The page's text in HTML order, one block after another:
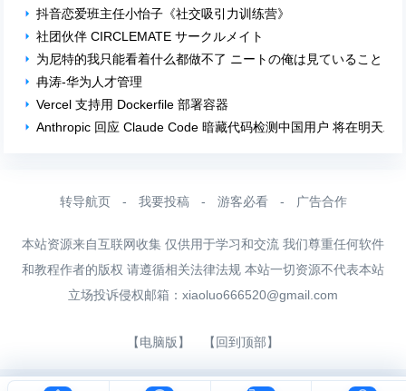
抖音恋爱班主任小怡子《社交吸引力训练营》
社团伙伴 CIRCLEMATE サークルメイト
为尼特的我只能看着什么都做不了 ニートの俺は見ていることし
冉涛-华为人才管理
Vercel 支持用 Dockerfile 部署容器
Anthropic 回应 Claude Code 暗藏代码检测中国用户 将在明天发
转导航页 - 我要投稿 - 游客必看 - 广告合作
本站资源来自互联网收集 仅供用于学习和交流 我们尊重任何软件
和教程作者的版权 请遵循相关法律法规 本站一切资源不代表本站
立场投诉侵权邮箱： xiaoluo666520@gmail.com
【电脑版】 【回到顶部】